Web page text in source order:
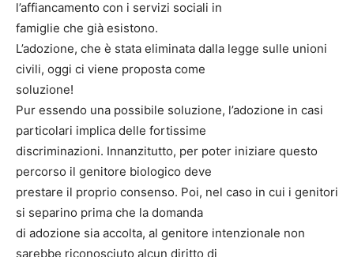
l’affiancamento con i servizi sociali in
famiglie che già esistono.
L’adozione, che è stata eliminata dalla legge sulle unioni
civili, oggi ci viene proposta come
soluzione!
Pur essendo una possibile soluzione, l’adozione in casi
particolari implica delle fortissime
discriminazioni. Innanzitutto, per poter iniziare questo
percorso il genitore biologico deve
prestare il proprio consenso. Poi, nel caso in cui i genitori
si separino prima che la domanda
di adozione sia accolta, al genitore intenzionale non
sarebbe riconosciuto alcun diritto di